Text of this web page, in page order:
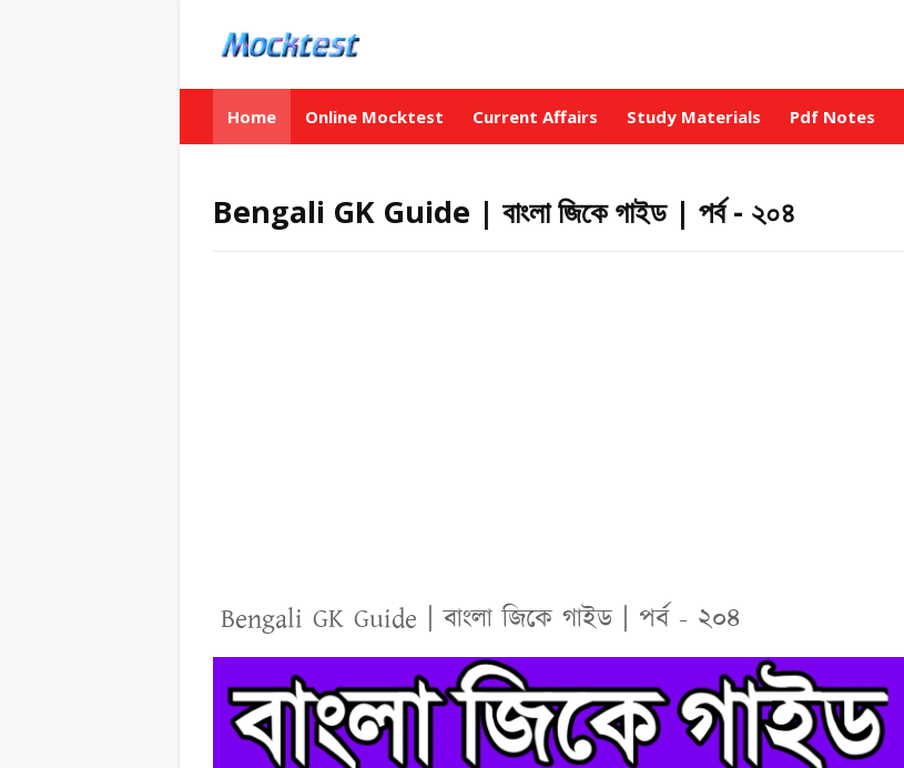
Home Online Mocktest Current Affairs Study Materials Pdf Notes
Bengali GK Guide | বাংলা জিকে গাইড | পর্ব - ২০৪
Bengali GK Guide | বাংলা জিকে গাইড | পর্ব - ২০৪